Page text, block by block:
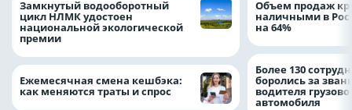
Замкнутый водооборотный
цикл НЛМК удостоен
национальной экологической
премии
Ежемесячная смена кешбэка:
как меняются траты и спрос
Объем продаж
наличными в
на 64%
Более 130
боролись за
водителя
автомобиля